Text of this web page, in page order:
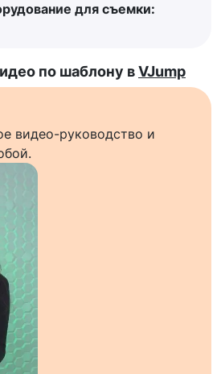
для съемки:
по шаблону вVJump
видео-руководство и